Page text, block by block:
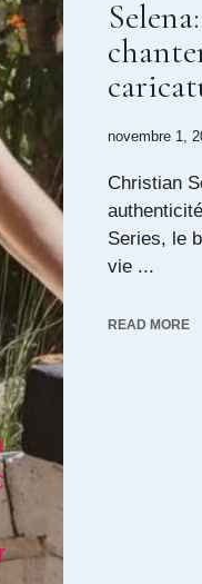
novembre 1,
Christian
Series, le
vie ...
READ MORE